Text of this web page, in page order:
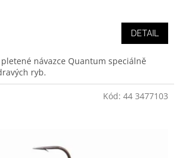
DETAIL
návazce Quantum speciálně
ryb.
Kód: 44 3477103